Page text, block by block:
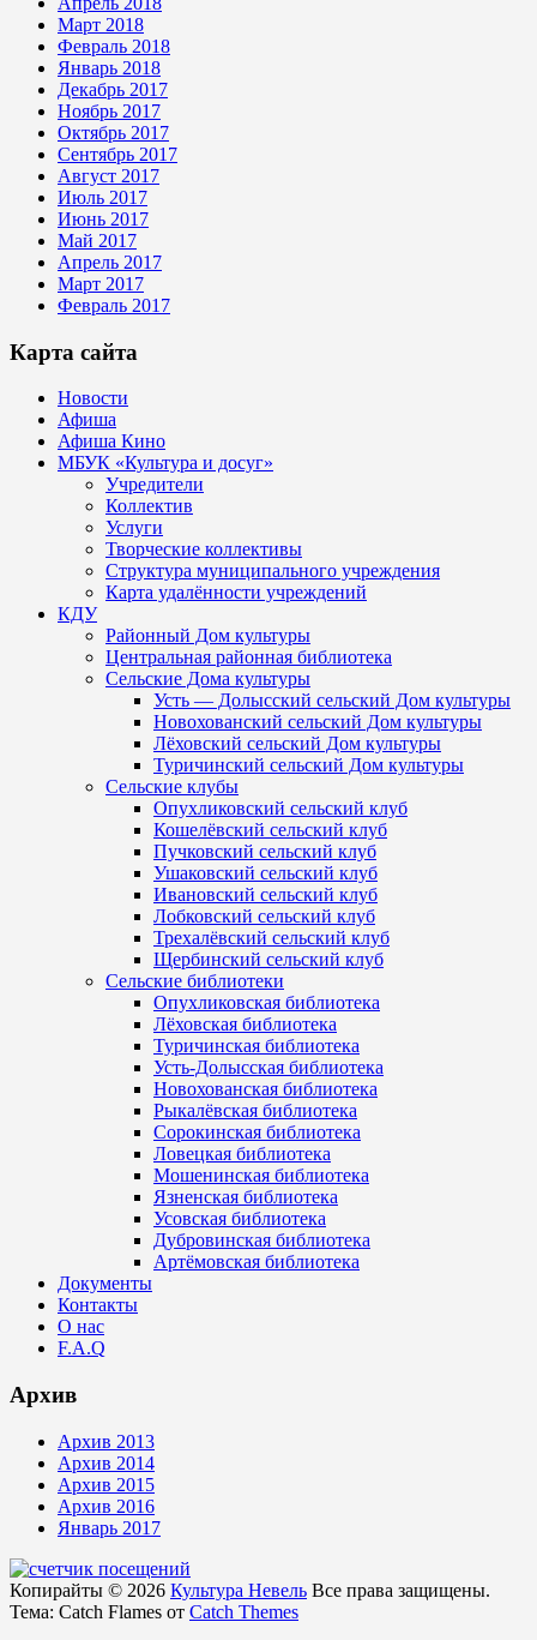
Март 2018
Февраль 2018
Январь 2018
Декабрь 2017
Ноябрь 2017
Октябрь 2017
Сентябрь 2017
Август 2017
Июль 2017
Июнь 2017
Май 2017
Апрель 2017
Март 2017
Февраль 2017
Карта сайта
Новости
Афиша
Афиша Кино
МБУК «Культура и досуг»
Учредители
Коллектив
Услуги
Творческие коллективы
Структура муниципального учреждения
Карта удалённости учреждений
КДУ
Районный Дом культуры
Центральная районная библиотека
Сельские Дома культуры
Усть — Долысский сельский Дом культуры
Новохованский сельский Дом культуры
Лёховский сельский Дом культуры
Туричинский сельский Дом культуры
Сельские клубы
Опухликовский сельский клуб
Кошелёвский сельский клуб
Пучковский сельский клуб
Ушаковский сельский клуб
Ивановский сельский клуб
Лобковский сельский клуб
Трехалёвский сельский клуб
Щербинский сельский клуб
Сельские библиотеки
Опухликовская библиотека
Лёховская библиотека
Туричинская библиотека
Усть-Долысская библиотека
Новохованская библиотека
Рыкалёвская библиотека
Сорокинская библиотека
Ловецкая библиотека
Мошенинская библиотека
Язненская библиотека
Усовская библиотека
Дубровинская библиотека
Артёмовская библиотека
Документы
Контакты
О нас
F.A.Q
Архив
Архив 2013
Архив 2014
Архив 2015
Архив 2016
Январь 2017
Копирайты © 2026 Культура Невель Все права защищены.
Тема: Catch Flames от Catch Themes